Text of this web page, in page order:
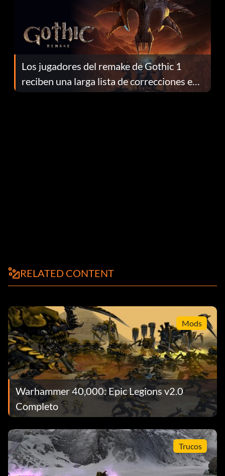
Los jugadores del remake de Gothic 1
reciben una larga lista de correcciones en
el parche 1.0.4
RELATED CONTENT
Mods
Warhammer 40,000: Epic Legions v2.0
Completo
Trucos